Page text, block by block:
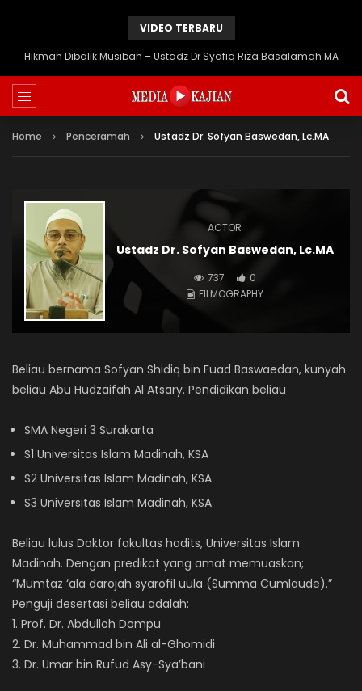
VIDEO TERBARU
Hikmah Dibalik Musibah – Ustadz Dr Syafiq Riza Basalamah MA
Home Penceramah Ustadz Dr. Sofyan Baswedan, Lc.MA
ACTOR
Ustadz Dr. Sofyan Baswedan, Lc.MA
737
0
FILMOGRAPHY
Beliau bernama Sofyan Shidiq bin Fuad Baswaedan, kunyah
beliau Abu Hudzaifah Al Atsary. Pendidikan beliau
SMA Negeri 3 Surakarta
S1 Universitas Islam Madinah, KSA
S2 Universitas Islam Madinah, KSA
S3 Universitas Islam Madinah, KSA
Beliau lulus Doktor fakultas hadits, Universitas Islam
Madinah. Dengan predikat yang amat memuaskan;
“Mumtaz ‘ala darojah syarofil uula (Summa Cumlaude).”
Penguji desertasi beliau adalah:
1. Prof. Dr. Abdulloh Dompu
2. Dr. Muhammad bin Ali al-Ghomidi
3. Dr. Umar bin Rufud Asy-Sya’bani